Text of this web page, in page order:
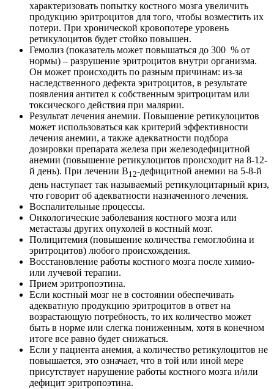
характеризовать попытку костного мозга увеличить
продукцию эритроцитов для того, чтобы возместить их
потери. При хронической кровопотере уровень
ретикулоцитов будет стойко повышен.
Гемолиз (показатель может повышаться до 300 % от
нормы) – разрушение эритроцитов внутри организма.
Он может происходить по разным причинам: из-за
наследственного дефекта эритроцитов, в результате
появления антител к собственным эритроцитам или
токсического действия при малярии.
Результат лечения анемии. Повышение ретикулоцитов
может использоваться как критерий эффективности
лечения анемии, а также адекватности подбора
дозировки препарата железа при железодефицитной
анемии (повышение ретикулоцитов происходит на 8-12-
й день). При лечении B12-дефицитной анемии на 5-8-й
день наступает так называемый ретикулоцитарный криз,
что говорит об адекватности назначенного лечения.
Воспалительные процессы.
Онкологические заболевания костного мозга или
метастазы других опухолей в костный мозг.
Полицитемия (повышение количества гемоглобина и
эритроцитов) любого происхождения.
Восстановление работы костного мозга после химио-
или лучевой терапии.
Прием эритропоэтина.
Если костный мозг не в состоянии обеспечивать
адекватную продукцию эритроцитов в ответ на
возрастающую потребность, то их количество может
быть в норме или слегка пониженным, хотя в конечном
итоге все равно будет снижаться.
Если у пациента анемия, а количество ретикулоцитов не
повышается, это означает, что в той или иной мере
присутствует нарушение работы костного мозга и/или
дефицит эритропоэтина.